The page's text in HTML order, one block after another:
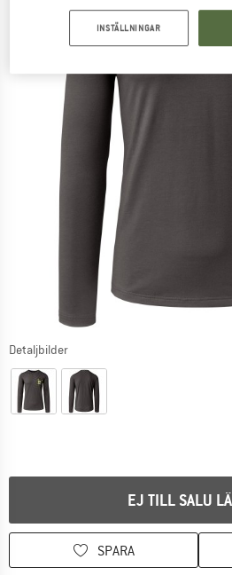
Detaljbilder
EJ TILL SALU
SPARA
INSTÄLLNINGAR